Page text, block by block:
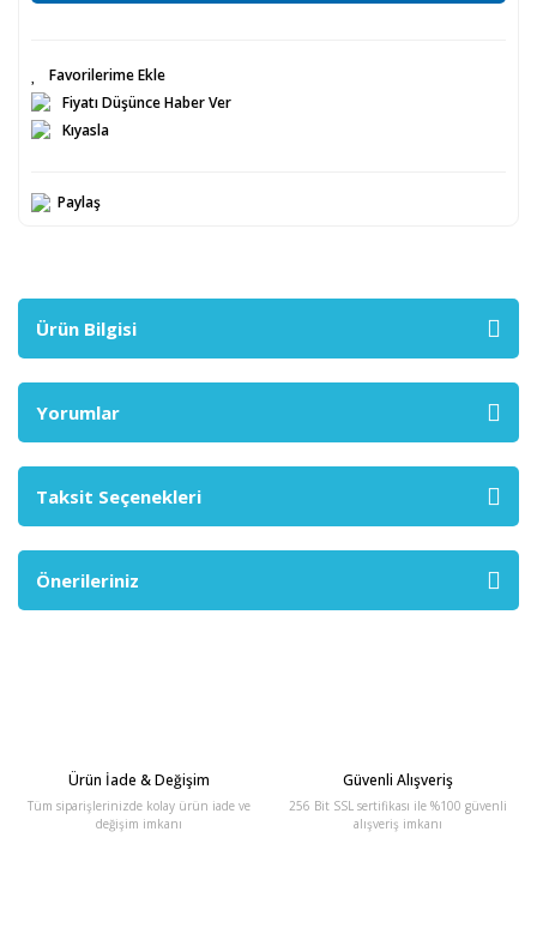
Fiyatı Düşünce Haber Ver
Kıyasla
Paylaş
Ürün Bilgisi
Yorumlar
Taksit Seçenekleri
Önerileriniz
Ürün İade & Değişim
Tüm siparişlerinizde kolay ürün iade ve
değişim imkanı
Güvenli Alışveriş
256 Bit SSL sertifikası ile %100 güvenli
alışveriş imkanı